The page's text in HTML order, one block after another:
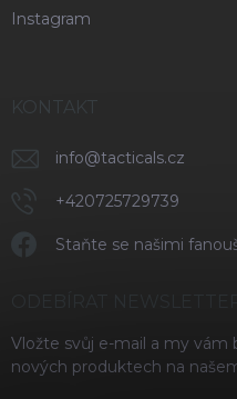
Instagram
KONTAKT
info@tacticals.cz
+420725729739
Staňte se našimi
Vložte svůj e-mail a my
nových produktech na